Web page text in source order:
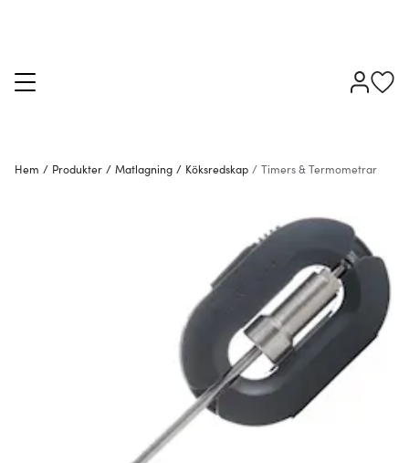
Hem / Produkter / Matlagning / Köksredskap / Timers & Termometrar